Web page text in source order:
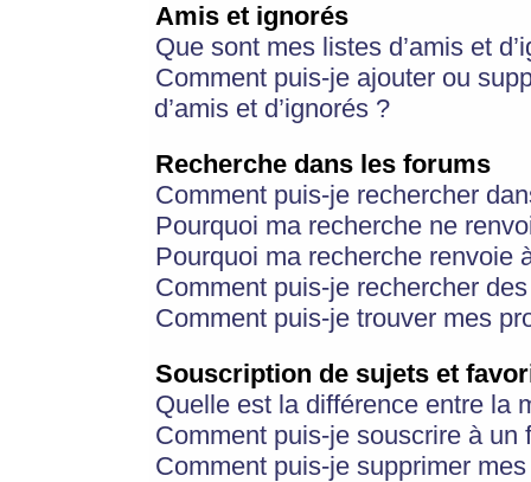
Amis et ignorés
Que sont mes listes d’amis et
Comment puis-je ajouter ou
d’amis et d’ignorés ?
Recherche dans les forums
Comment puis-je rechercher
Pourquoi ma recherche ne
Pourquoi ma recherche renvoie
Comment puis-je rechercher
Comment puis-je trouver mes
Souscription de sujets et
Quelle est la différence entre la
Comment puis-je souscrire à
Comment puis-je supprimer